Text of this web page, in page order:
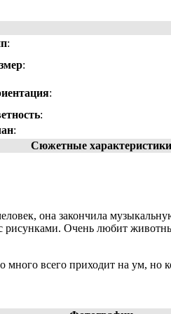
:
:
:
:
:
Сюжетные характеристики
она закончила
рисунками. Очень любит
всего приходит на ум, но